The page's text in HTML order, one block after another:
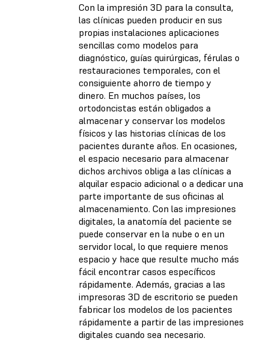
Con la impresión 3D para la consulta,
las clínicas pueden producir en sus
propias instalaciones aplicaciones
sencillas como modelos para
diagnóstico, guías quirúrgicas, férulas o
restauraciones temporales, con el
consiguiente ahorro de tiempo y
dinero. En muchos países, los
ortodoncistas están obligados a
almacenar y conservar los modelos
físicos y las historias clínicas de los
pacientes durante años. En ocasiones,
el espacio necesario para almacenar
dichos archivos obliga a las clínicas a
alquilar espacio adicional o a dedicar una
parte importante de sus oficinas al
almacenamiento. Con las impresiones
digitales, la anatomía del paciente se
puede conservar en la nube o en un
servidor local, lo que requiere menos
espacio y hace que resulte mucho más
fácil encontrar casos específicos
rápidamente. Además, gracias a las
impresoras 3D de escritorio se pueden
fabricar los modelos de los pacientes
rápidamente a partir de las impresiones
digitales cuando sea necesario.